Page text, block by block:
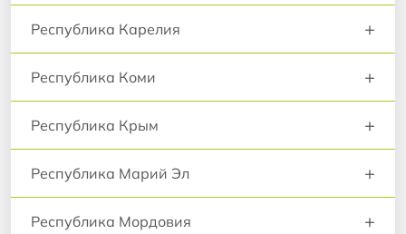
Республика Карелия +
Республика Коми +
Республика Крым +
Республика Марий Эл +
Республика Мордовия +